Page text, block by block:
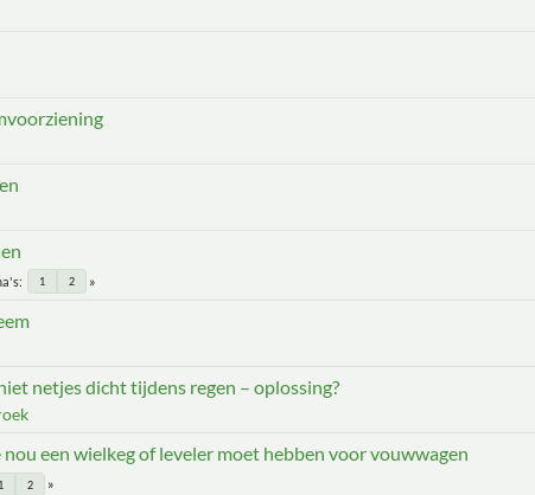
1 2
netjes dicht tijdens regen – oplossing?
een wielkeg of leveler moet hebben voor vouwwagen
1 2